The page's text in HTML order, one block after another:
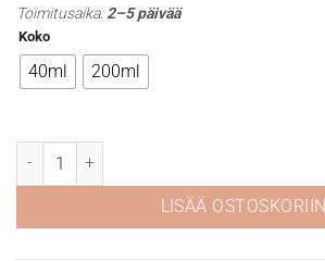
Toimitusaika:2–5 päivää
Koko
40ml 200ml
Cobra Study 291 Titanium Buff määrä
LISÄÄ OSTOSKORIIN